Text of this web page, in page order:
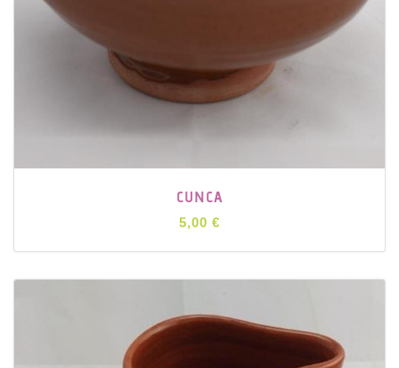
CUNCA
5,00 €